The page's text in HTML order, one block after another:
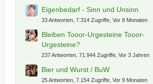
Eigenbedarf - Sinn und Unsinn
33 Antworten, 7.314 Zugriffe, Vor 8 Monaten
Bleiben Tooor-Urgesteine Tooor-
Urgesteine?
237 Antworten, 71.944 Zugriffe, Vor 3 Jahren
Bier und Wurst / BuW
25 Antworten, 7.154 Zugriffe, Vor 9 Monaten